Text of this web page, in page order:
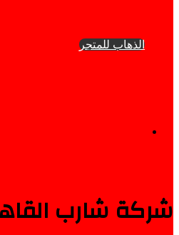
سلة
الذهاب للمتجر
شركة شارب